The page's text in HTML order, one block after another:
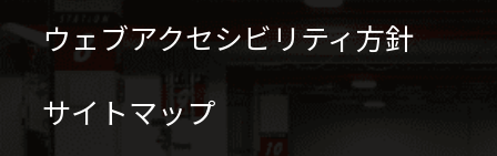
ウェブアクセシビリティ方針
サイトマップ